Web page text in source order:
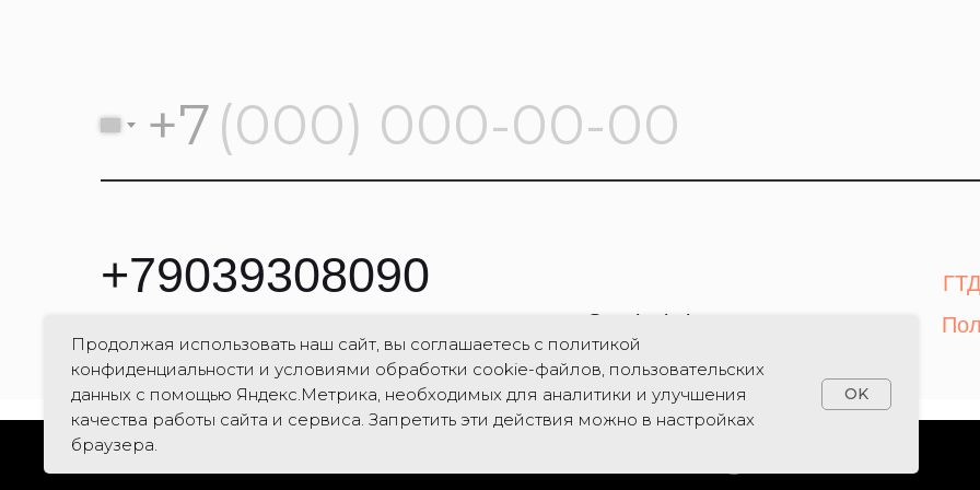
Продолжая использовать наш сайт, вы соглашаетесь с политикой
конфиденциальности и условиями обработки cookie-файлов, пользовательских
данных с помощью Яндекс.Метрика, необходимых для аналитики и улучшения
качества работы сайта и сервиса. Запретить эти действия можно в настройках
браузера.
OK
+7
+79039308090
a.r@gc-logistic.ru